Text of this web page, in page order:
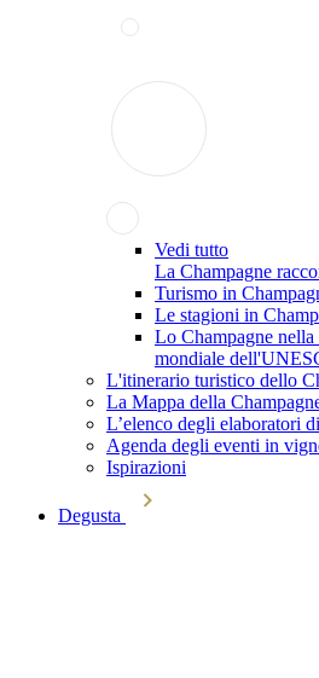
Vedi tutto
La Champagne
Turismo in
Le stagioni in
Lo Champagne
mondiale
L'itinerario turistico dello
La Mappa della
L’elenco degli elaboratori
Agenda degli eventi in
Ispirazioni
Degusta